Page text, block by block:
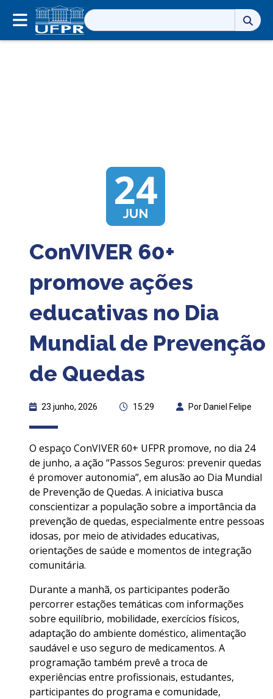
Pesquisar
por:
ConVIVER 60+
promove ações
educativas no Dia
Mundial de Prevenção
de Quedas
23 junho, 2026 15:29 Por Daniel Felipe
O espaço ConVIVER 60+ UFPR promove, no dia 24
de junho, a ação “Passos Seguros: prevenir quedas
é promover autonomia”, em alusão ao Dia Mundial
de Prevenção de Quedas. A iniciativa busca
conscientizar a população sobre a importância da
prevenção de quedas, especialmente entre pessoas
idosas, por meio de atividades educativas,
orientações de saúde e momentos de integração
comunitária.
Durante a manhã, os participantes poderão
percorrer estações temáticas com informações
sobre equilíbrio, mobilidade, exercícios físicos,
adaptação do ambiente doméstico, alimentação
saudável e uso seguro de medicamentos. A
programação também prevê a troca de
experiências entre profissionais, estudantes,
participantes do programa e comunidade,